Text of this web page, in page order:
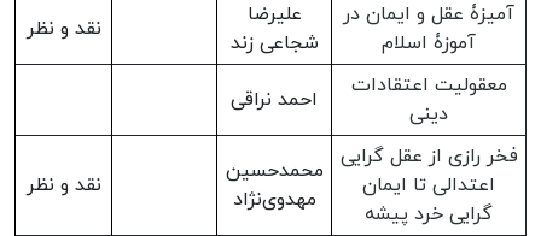
آمیزۀ عقل و ایمان در
آموزۀ اسلام
علیرضا
شجاعی زند
نقد و نظر
معقولیت اعتقادات
دینی
احمد نراقی
فخر رازی از عقل گرایی
اعتدالی تا ایمان
گرایی خرد پیشه
محمدحسین
مهدوی‌نژاد
نقد و نظر